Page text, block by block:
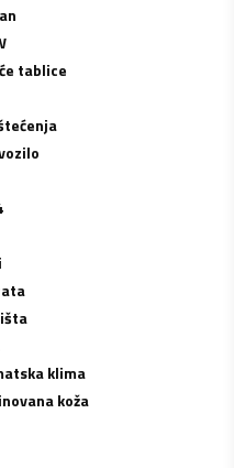
tablice
klima
koža